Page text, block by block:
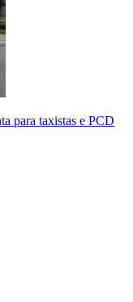
para taxistas e PCD